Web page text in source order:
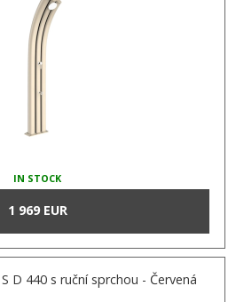
IN STOCK
1 969 EUR
D 440 s ruční sprchou - Červená